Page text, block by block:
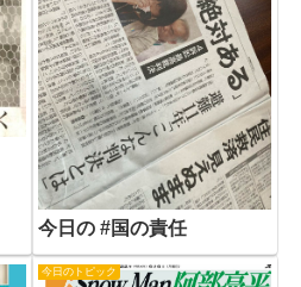
今日の #国の責任
今日のトピック